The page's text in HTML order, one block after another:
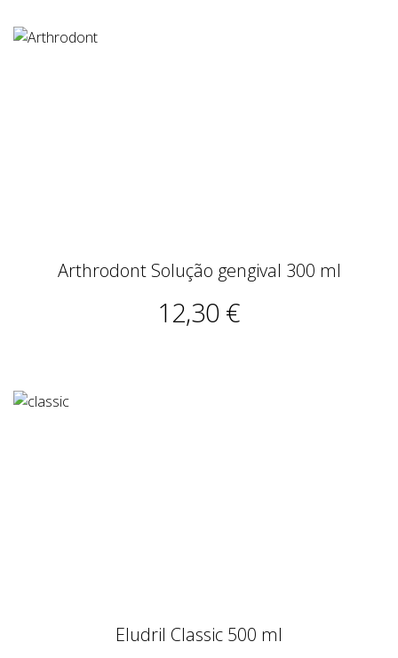
Arthrodont Solução gengival 300 ml
12,30 €
Eludril Classic 500 ml